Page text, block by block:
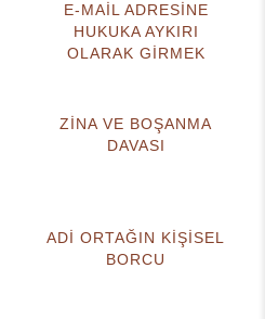
E-MAİL ADRESİNE
HUKUKA AYKIRI
OLARAK GİRMEK
ZİNA VE BOŞANMA
DAVASI
ADİ ORTAĞIN KİŞİSEL
BORCU